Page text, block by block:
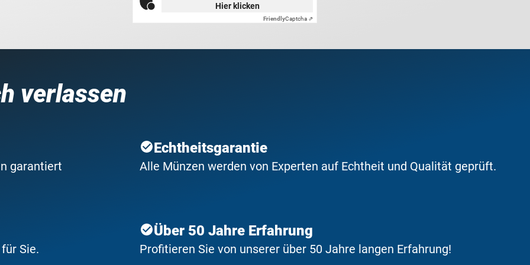
Hier klicken
FriendlyCaptcha ⇗
verlassen
garantiert
Echtheitsgarantie
Alle Münzen werden von Experten auf Echtheit und Qualität geprüft.
Sie.
Über 50 Jahre Erfahrung
Profitieren Sie von unserer über 50 Jahre langen Erfahrung!